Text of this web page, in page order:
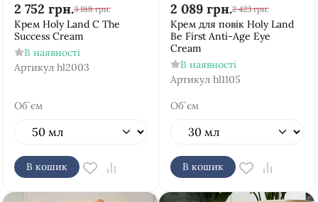
2 752 грн.3 188 грн.
Крем Holy Land C The
Success Cream
В наявності
Артикул hl2003
Об`єм
В кошик
2 089 грн.2 423 грн.
Крем для повік Holy Land
Be First Anti-Age Eye
Cream
В наявності
Артикул hl1105
Об`єм
В кошик